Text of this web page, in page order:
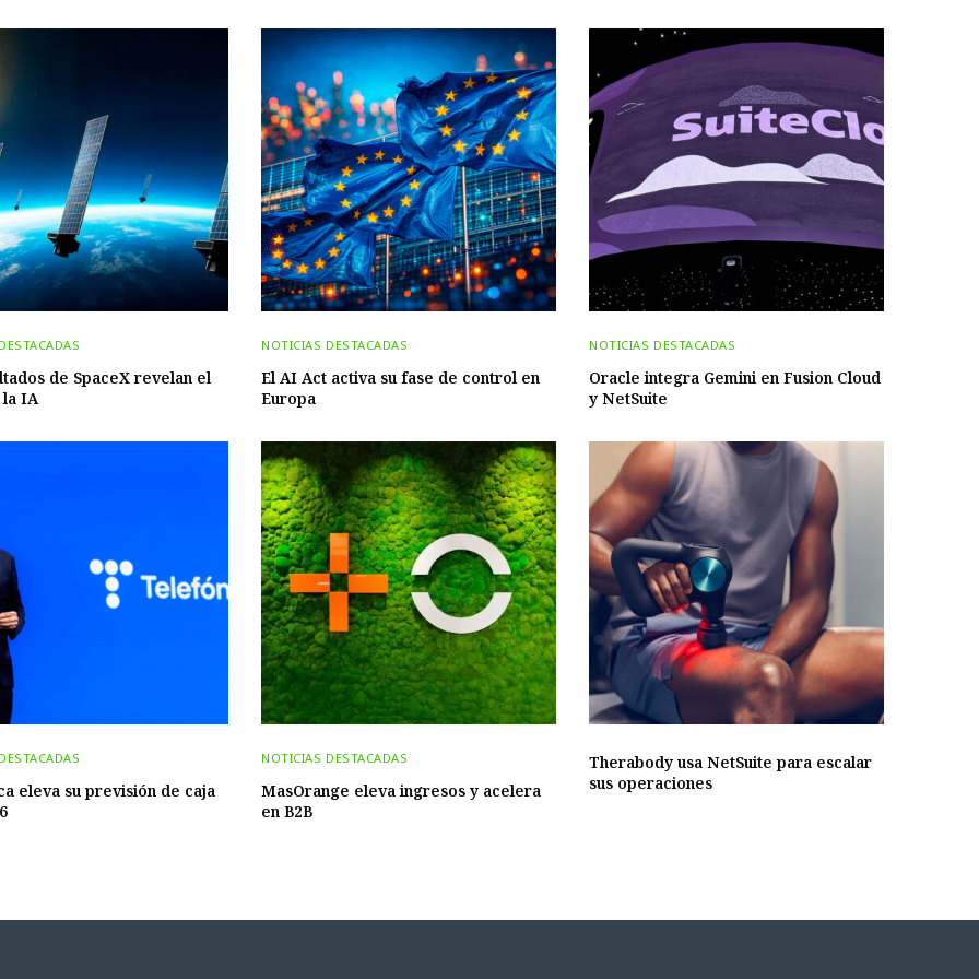
de SpaceX revelan el
IA
NOTICIAS DESTACADAS
El AI Act activa su fase de control en
Europa
NOTICIAS DESTACADAS
Oracle integra Gemini en Fusion Cloud
y NetSuite
eleva su previsión de caja
NOTICIAS DESTACADAS
MasOrange eleva ingresos y acelera
en B2B
Therabody usa NetSuite para escalar
sus operaciones